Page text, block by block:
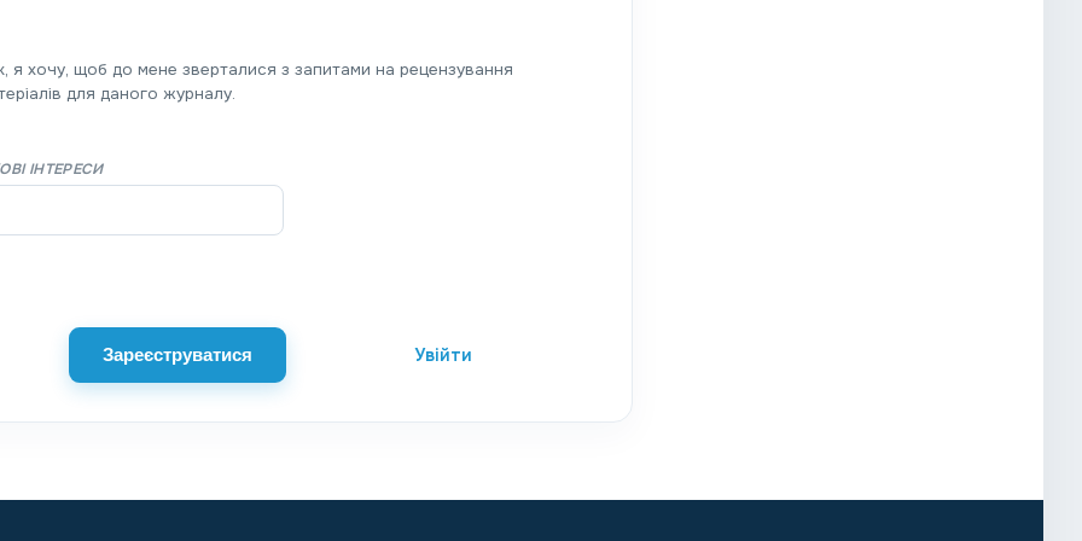
я хочу, щоб до мене зверталися з запитами на рецензування
для даного журналу.
ІНТЕРЕСИ
Зареєструватися Увійти